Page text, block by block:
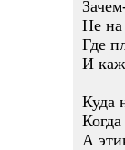
Не
Где
И
Куда
А